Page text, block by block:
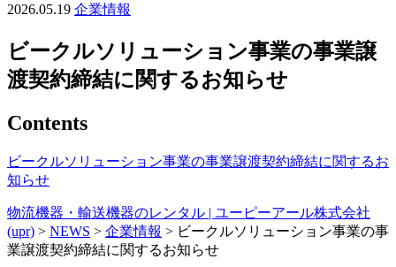
2026.05.19 企業情報
ビークルソリューション事業の事業譲
渡契約締結に関するお知らせ
Contents
ビークルソリューション事業の事業譲渡契約締結に関するお
知らせ
物流機器・輸送機器のレンタル | ユーピーアール株式会社
(upr) > NEWS > 企業情報 > ビークルソリューション事業の事
業譲渡契約締結に関するお知らせ